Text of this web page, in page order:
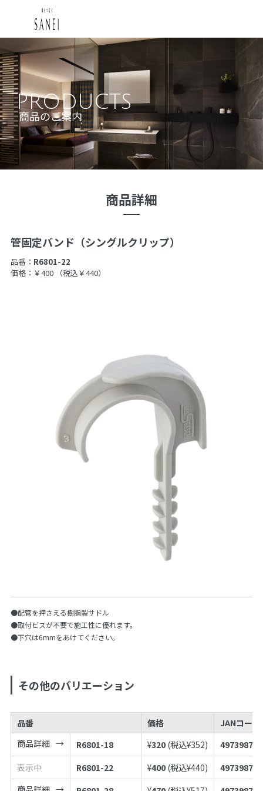
PRODUCTS
商品のご案内
商品詳細
管固定バンド（シングルクリップ）
品番： R6801-22
価格：￥400
（税込￥440）
●配管を押さえる樹脂製サドル
●取付ビスが不要で施工性に優れます。
●下穴は6mmをあけてください。
その他のバリエーション
品番 価格
JANコー
商品詳細
R6801-18 ¥320 (税込¥352)
表示中
R6801-22 ¥400 (税込¥440)